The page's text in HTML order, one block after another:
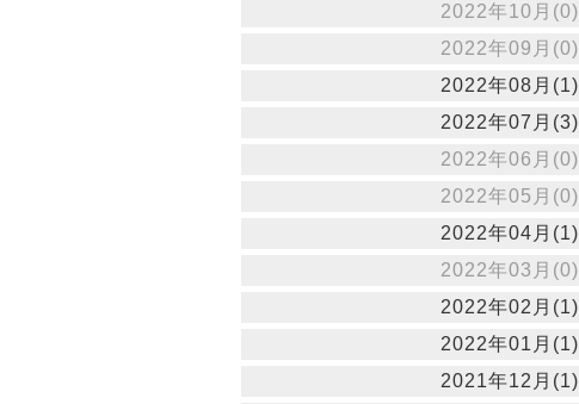
2022年10月(0)
2022年09月(0)
2022年08月(1)
2022年07月(3)
2022年06月(0)
2022年05月(0)
2022年04月(1)
2022年03月(0)
2022年02月(1)
2022年01月(1)
2021年12月(1)